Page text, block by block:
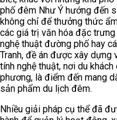
phố đêm Như Ý hướng đến
không chỉ để thưởng thức
các giá trị văn hóa đặc
nghệ thuật đường phố hay
Tranh, đề án được xây
tính nghệ thuật, nơi du
phương, là điểm đến mang
sản phẩm du lịch đêm.
Nhiều giải pháp cụ thể đã